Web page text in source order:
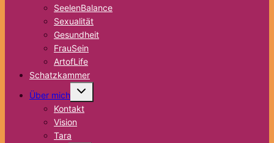
SeelenBalance
Sexualität
Gesundheit
FrauSein
ArtofLife
Schatzkammer
Über mich
Untermenü
Kontakt
Vision
Tara